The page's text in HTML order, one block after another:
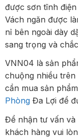
được sơn tĩnh
Vách ngăn được
nỉ bên ngoài dày
sang trọng và
VNN04 là sản
chuộng nhiều
cần mua sản
Phòng Đa Lợi để
Để nhận tư vấn và
khách hàng vui